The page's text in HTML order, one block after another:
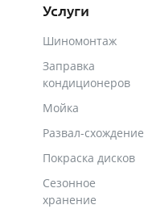
Услуги
Шиномонтаж
Заправка
кондиционеров
Мойка
Развал-схождение
Покраска дисков
Сезонное
хранение